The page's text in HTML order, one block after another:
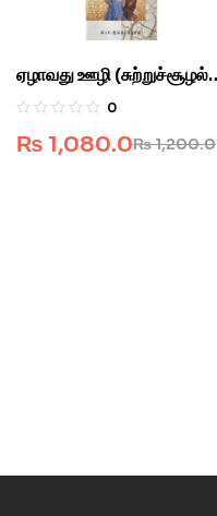
ஏழாவது ஊழி (சுற்றுச்சூழல்
கட்டுரைகள்.)0
₨1,200.0
₨ 1,080.0